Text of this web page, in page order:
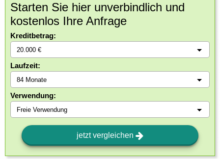
Starten Sie hier unverbindlich und
kostenlos Ihre Anfrage
Kreditbetrag:
Laufzeit:
Verwendung:
jetzt vergleichen